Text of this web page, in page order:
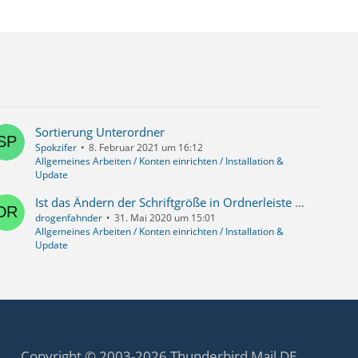
Sortierung Unterordner
Spokzifer
8. Februar 2021 um 16:12
Allgemeines Arbeiten / Konten einrichten / Installation &
Update
Ist das Ändern der Schriftgröße in Ordnerleiste und Nachrichtenliste nicht möglich?
drogenfahnder
31. Mai 2020 um 15:01
Allgemeines Arbeiten / Konten einrichten / Installation &
Update